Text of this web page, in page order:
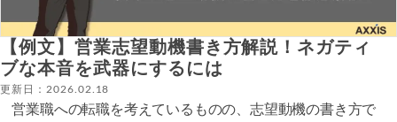
【例文】営業志望動機書き方解説！ネガティ
ブな本音を武器にするには
更新日：2026.02.18
営業職への転職を考えているものの、志望動機の書き方で